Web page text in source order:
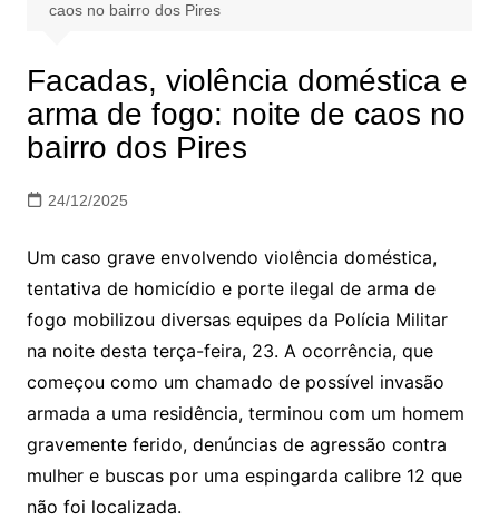
caos no bairro dos Pires
Facadas, violência doméstica e
arma de fogo: noite de caos no
bairro dos Pires
24/12/2025
Um caso grave envolvendo violência doméstica,
tentativa de homicídio e porte ilegal de arma de
fogo mobilizou diversas equipes da Polícia Militar
na noite desta terça-feira, 23. A ocorrência, que
começou como um chamado de possível invasão
armada a uma residência, terminou com um homem
gravemente ferido, denúncias de agressão contra
mulher e buscas por uma espingarda calibre 12 que
não foi localizada.